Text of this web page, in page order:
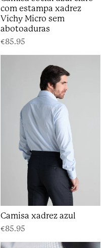
com estampa xadrez
Vichy Micro sem
abotoaduras
€85.95
Camisa xadrez azul
€85.95